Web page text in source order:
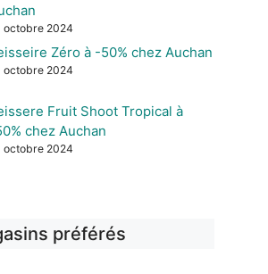
octobre 2024
Zéro à -50% chez Auchan
octobre 2024
Fruit Shoot Tropical à
chez Auchan
octobre 2024
préférés